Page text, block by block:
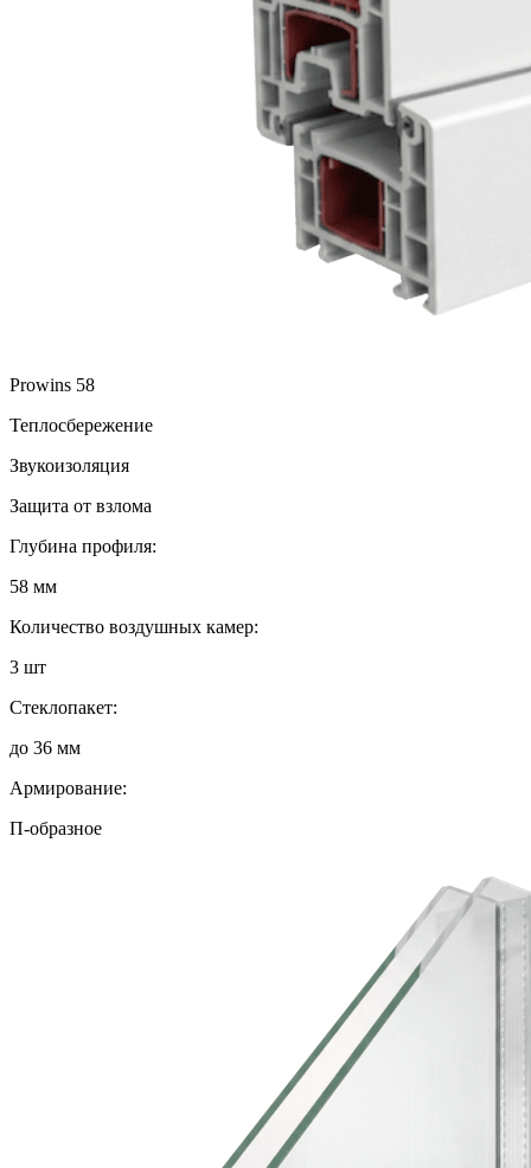
Prowins 58
Теплосбережение
Звукоизоляция
Защита от взлома
Глубина профиля:
58 мм
Количество воздушных камер:
3 шт
Стеклопакет:
до 36 мм
Армирование:
П-образное